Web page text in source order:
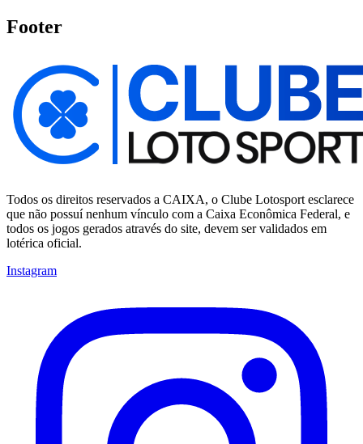
Footer
Todos os direitos reservados a CAIXA, o Clube Lotosport esclarece
que não possuí nenhum vínculo com a Caixa Econômica Federal, e
todos os jogos gerados através do site, devem ser validados em
lotérica oficial.
Instagram